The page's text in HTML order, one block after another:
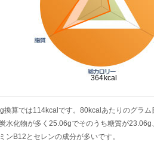
算では114kcalです。80kcalあたりのグラム
水化物が多く25.06gでそのうち糖質が23.06g
B12とセレンの成分が多いです。